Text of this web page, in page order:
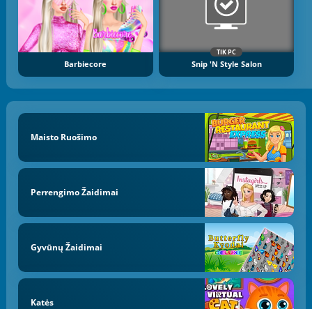
Barbiecore
TIK PC
Snip 'n Style Salon
Maisto Ruošimo
Perrengimo Žaidimai
Gyvūnų Žaidimai
Katės